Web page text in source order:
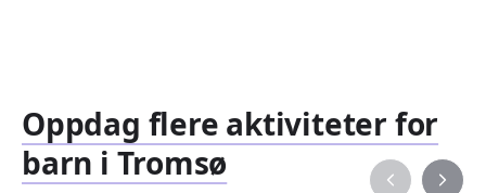
Oppdag flere aktiviteter for
barn i Tromsø